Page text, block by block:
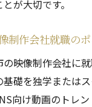
が大切です。
制作会社就職の
映像制作会社に
礎を独学または
向け動画のトレ